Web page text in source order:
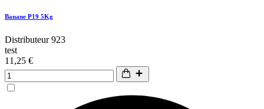
Banane P19 5Kg
Distributeur 923
test
11,25 €